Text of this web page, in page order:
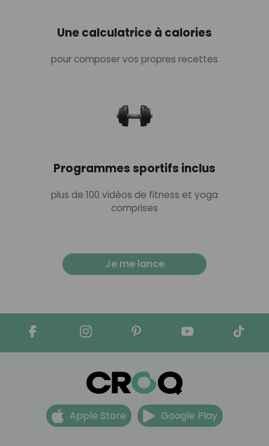
Une calculatrice à calories
pour composer vos propres recettes
Programmes sportifs inclus
plus de 100 vidéos de fitness et yoga
comprises
Je me lance
Apple Store Google Play